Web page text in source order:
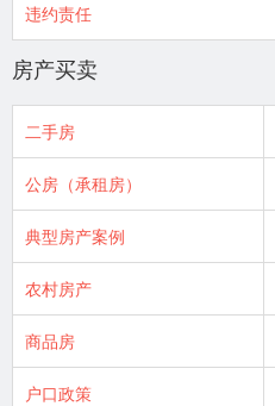
违约责任
房产买卖
二手房
公房（承租房）
典型房产案例
农村房产
商品房
户口政策